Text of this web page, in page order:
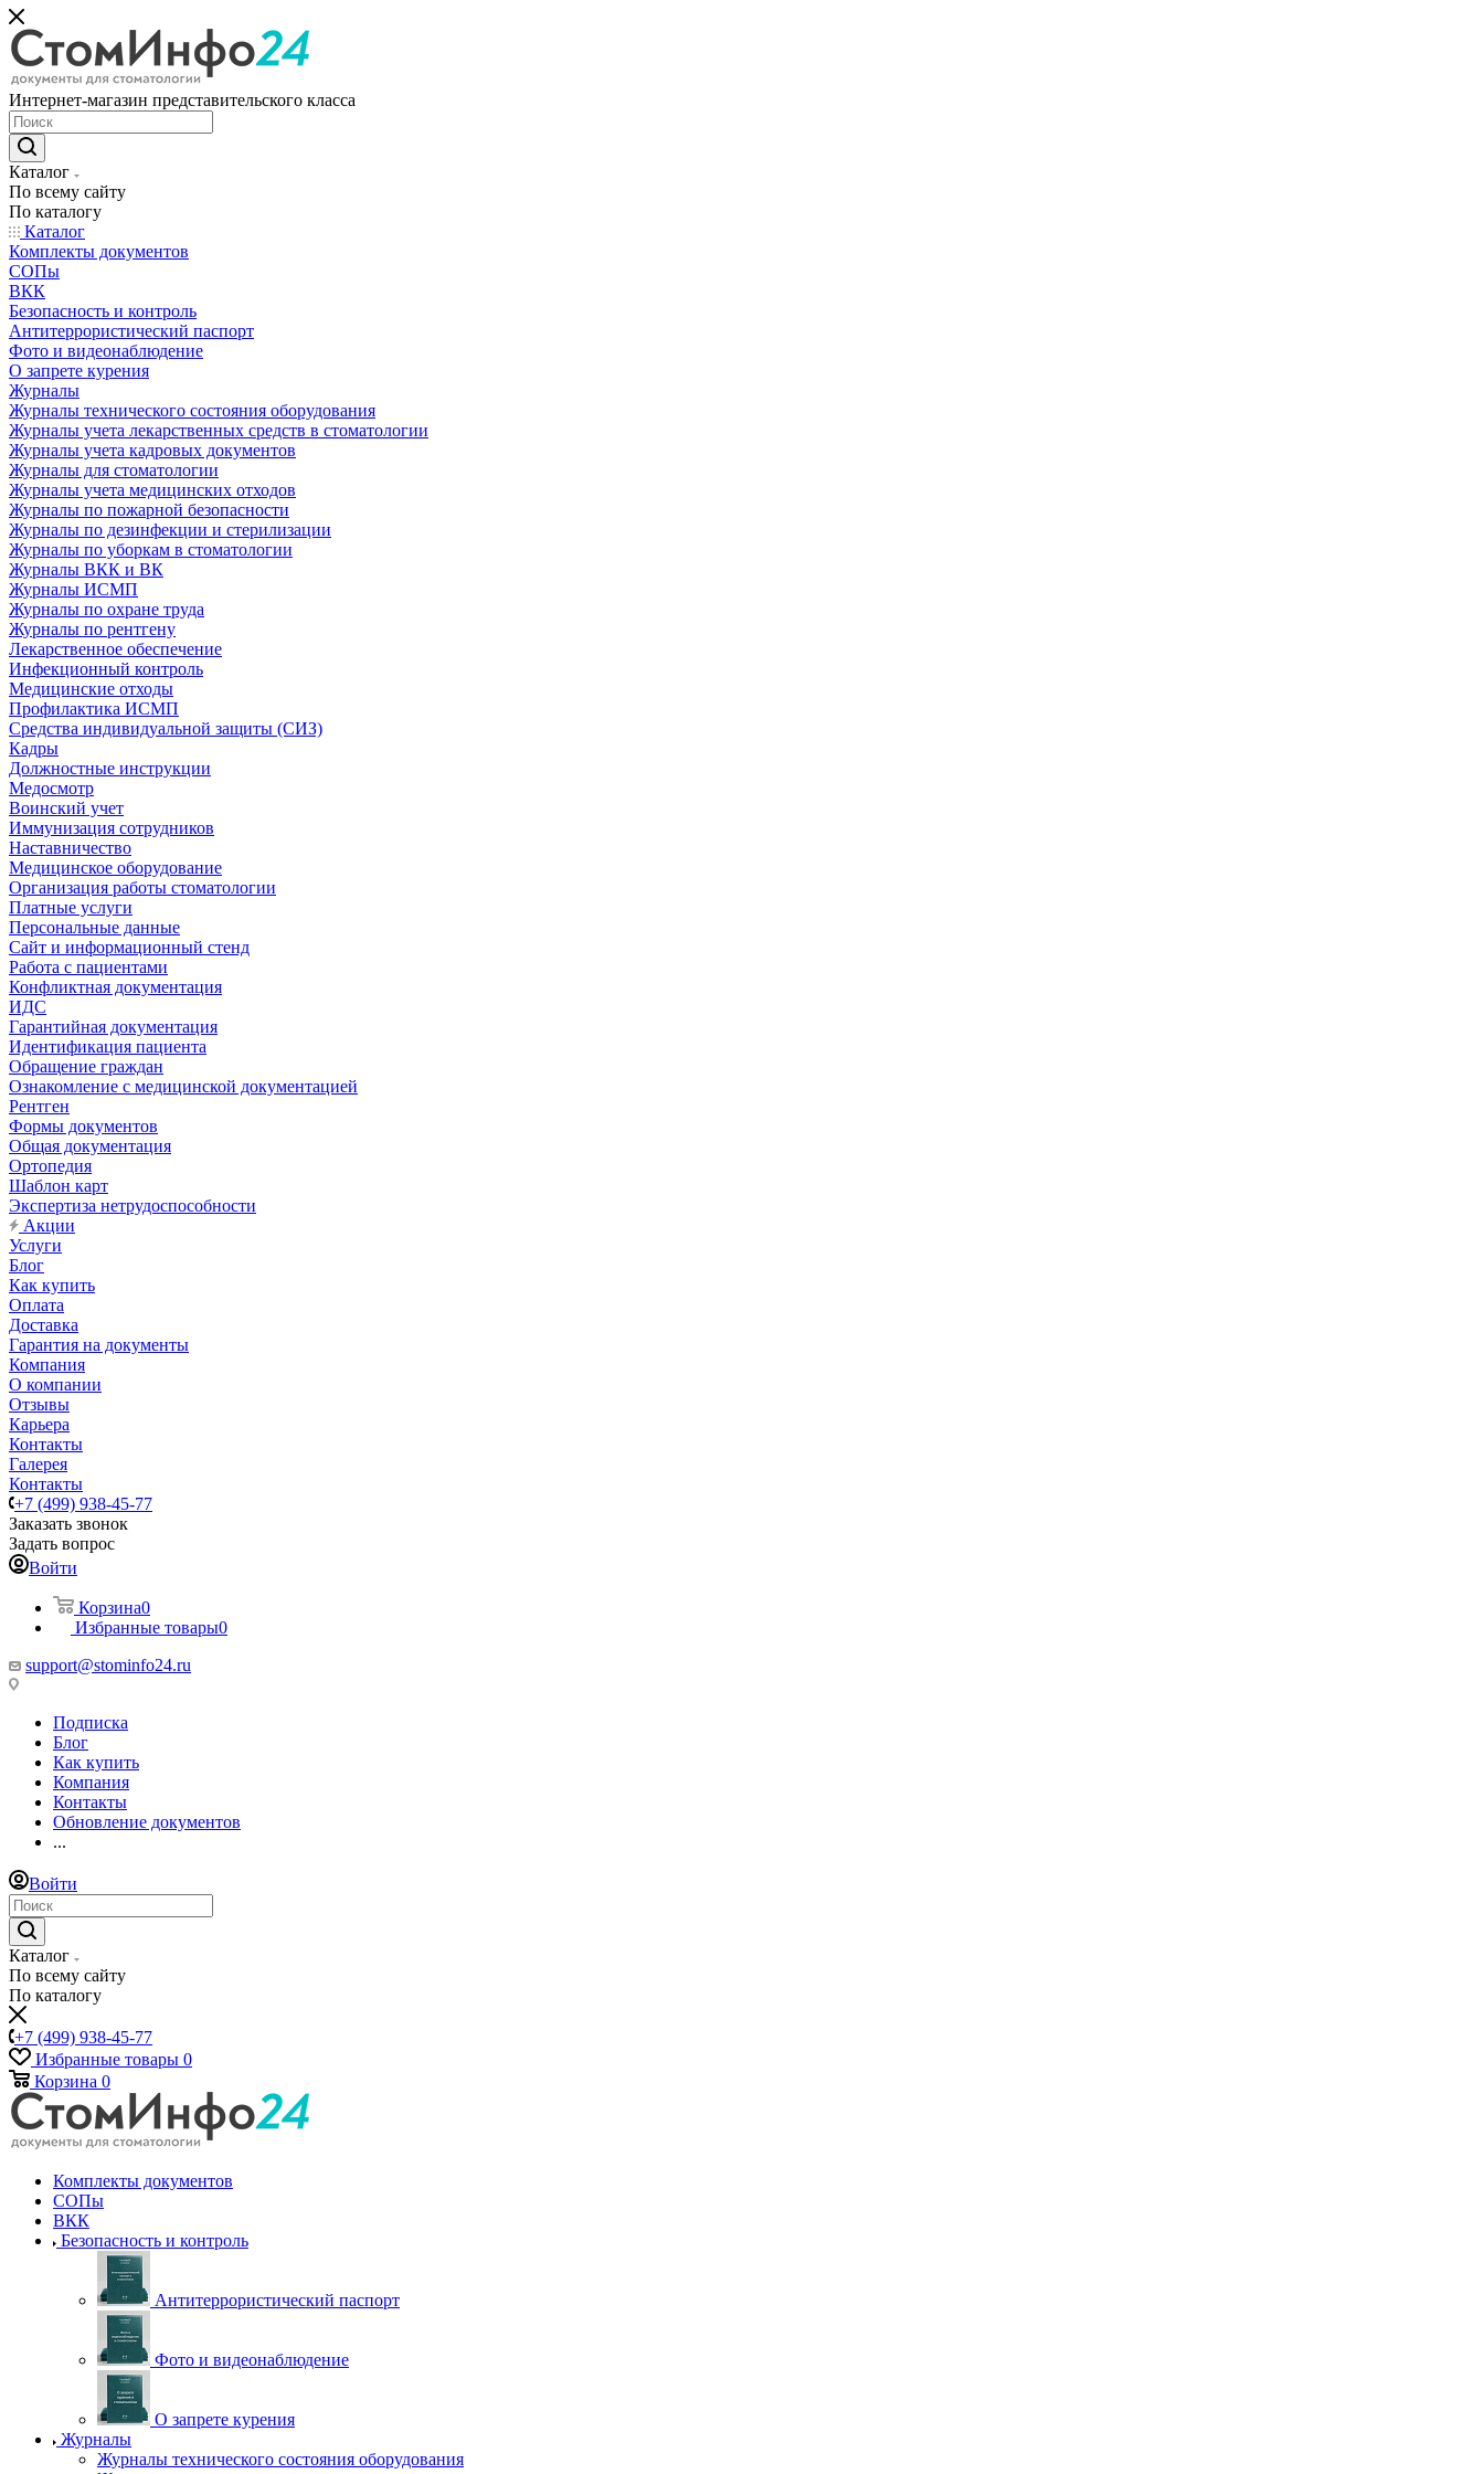
Интернет-магазин представительского класса
Каталог
По всему сайту
По каталогу
Каталог
Комплекты документов
СОПы
ВКК
Безопасность и контроль
Антитеррористический паспорт
Фото и видеонаблюдение
О запрете курения
Журналы
Журналы технического состояния оборудования
Журналы учета лекарственных средств в стоматологии
Журналы учета кадровых документов
Журналы для стоматологии
Журналы учета медицинских отходов
Журналы по пожарной безопасности
Журналы по дезинфекции и стерилизации
Журналы по уборкам в стоматологии
Журналы ВКК и ВК
Журналы ИСМП
Журналы по охране труда
Журналы по рентгену
Лекарственное обеспечение
Инфекционный контроль
Медицинские отходы
Профилактика ИСМП
Средства индивидуальной защиты (СИЗ)
Кадры
Должностные инструкции
Медосмотр
Воинский учет
Иммунизация сотрудников
Наставничество
Медицинское оборудование
Организация работы стоматологии
Платные услуги
Персональные данные
Сайт и информационный стенд
Работа с пациентами
Конфликтная документация
ИДС
Гарантийная документация
Идентификация пациента
Обращение граждан
Ознакомление с медицинской документацией
Рентген
Формы документов
Общая документация
Ортопедия
Шаблон карт
Экспертиза нетрудоспособности
Акции
Услуги
Блог
Как купить
Оплата
Доставка
Гарантия на документы
Компания
О компании
Отзывы
Карьера
Контакты
Галерея
Контакты
+7 (499) 938-45-77
Заказать звонок
Задать вопрос
Войти
Корзина0
Избранные товары0
support@stominfo24.ru
Подписка
Блог
Как купить
Компания
Контакты
Обновление документов
...
Войти
Каталог
По всему сайту
По каталогу
+7 (499) 938-45-77
Избранные товары 0
Корзина 0
Комплекты документов
СОПы
ВКК
Безопасность и контроль
Антитеррористический паспорт
Фото и видеонаблюдение
О запрете курения
Журналы
Журналы технического состояния оборудования